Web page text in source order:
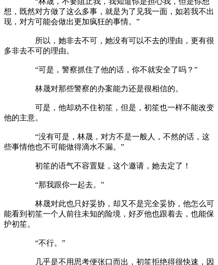
想，既然对方做了这么多事，就是为了见我一面，如若我不出
现，对方可能会做出更加疯狂的事情。”
所以，她非去不可，她没有可以不去的理由，更有很
多非去不可的理由。
“可是，警察抓住了他的话，你不就安全了吗？”
林晟对那些警察的办案能力还是很相信的。
可是，他却劝不住初笙，但是，初笙也一样不能改变
他的主意。
“没有可是，林晟，对方不是一般人，不然的话，这
些事情他也不可能做得滴水不漏。”
初笙的语气不容置疑，这个邀请，她去定了！
“那我跟你一起去。”
林晟对此也只好妥协，却又不是完全妥协，他怎么可
能看到初笙一个人前往未知的险境，好歹他也跟着去，也能保
护初笙。
“不行。”
几乎是不用思考便张口而出，初笙拒绝得很快速，因